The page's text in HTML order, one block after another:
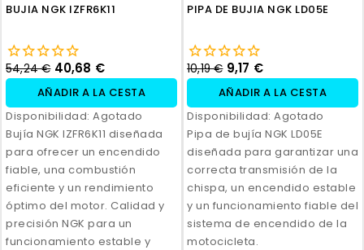
BUJIA NGK IZFR6K11
54,24 € 40,68 €
AÑADIR A LA CESTA
Disponibilidad: Agotado
Bujía NGK IZFR6K11 diseñada
para ofrecer un encendido
fiable, una combustión
eficiente y un rendimiento
óptimo del motor. Calidad y
precisión NGK para un
funcionamiento estable y
PIPA DE BUJIA NGK LD05E
10,19 € 9,17 €
AÑADIR A LA CESTA
Disponibilidad: Agotado
Pipa de bujía NGK LD05E
diseñada para garantizar una
correcta transmisión de la
chispa, un encendido estable
y un funcionamiento fiable del
sistema de encendido de la
motocicleta.